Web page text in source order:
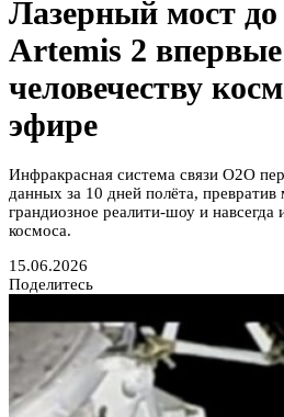
Лазерный мост
Artemis 2
человечеству
эфире
Инфракрасная система связи O2O
данных за 10 дней полёта,
грандиозное реалити-шоу и навсегда
космоса.
15.06.2026
Поделитесь